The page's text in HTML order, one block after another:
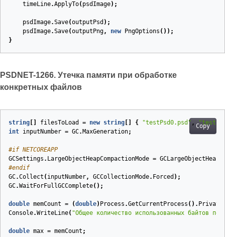
timeLine.ApplyTo( psdImage);
psdImage.Save(outputPsd );
psdImage.Save(outputPng, new PngOptions ());
}
PSDNET-1266. Утечка памяти при обработке
конкретных файлов
Copy
string filesToLoad = new string { "testPsd0.psd" ,
int inputNumber = GC. MaxGeneration;
#if NETCOREAPP
GCSettings . LargeObjectHeapCompactionMode =
#endif
GC.Collect ( inputNumber, GCCollectionMode. Forced );
GC.WaitForFullGCComplete();
double memCount = (double) Process .GetCurrentProcess ().
Console.WriteLine( "Общее количество использованных байтов
double max = memCount ;